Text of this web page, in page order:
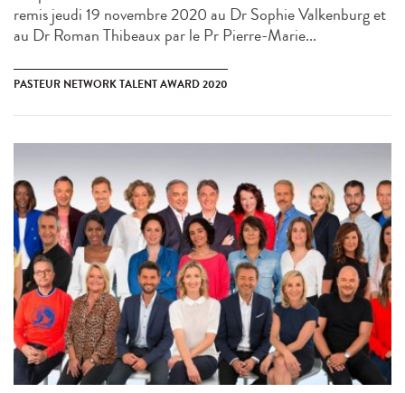
remis jeudi 19 novembre 2020 au Dr Sophie Valkenburg et
au Dr Roman Thibeaux par le Pr Pierre-Marie...
PASTEUR NETWORK TALENT AWARD 2020